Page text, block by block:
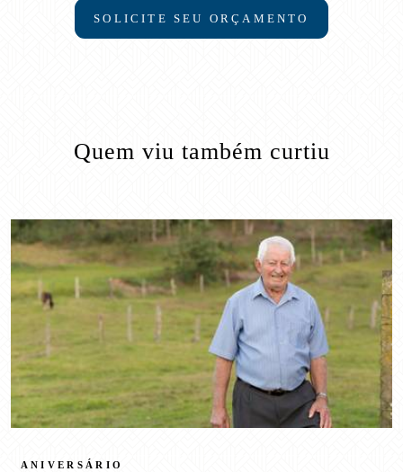
SOLICITE SEU ORÇAMENTO
Quem viu também curtiu
ANIVERSÁRIO